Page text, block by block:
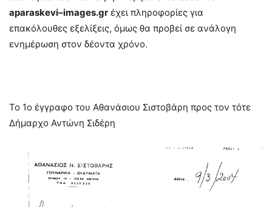
aparaskevi–images.gr έχει πληροφορίες για
επακόλουθες εξελίξεις, όμως θα προβεί σε ανάλογη
ενημέρωση στον δέοντα χρόνο.
Το 1ο έγγραφο του Αθανάσιου Σιστοβάρη προς τον τότε
Δήμαρχο Αντώνη Σιδέρη